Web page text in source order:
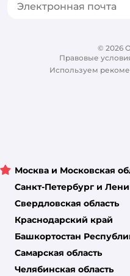
Корм
© 2026
Правовые
Используем
Москва и Московская
Санкт-Петербург и
Свердловская область
Краснодарский край
Башкортостан
Самарская область
Челябинская область